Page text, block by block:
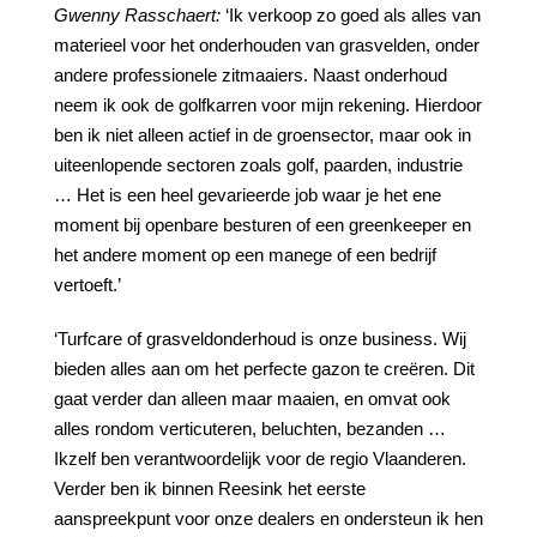
Gwenny Rasschaert: ‘Ik verkoop zo goed als alles van
materieel voor het onderhouden van grasvelden, onder
andere professionele zitmaaiers. Naast onderhoud
neem ik ook de golfkarren voor mijn rekening. Hierdoor
ben ik niet alleen actief in de groensector, maar ook in
uiteenlopende sectoren zoals golf, paarden, industrie
… Het is een heel gevarieerde job waar je het ene
moment bij openbare besturen of een greenkeeper en
het andere moment op een manege of een bedrijf
vertoeft.’
‘Turfcare of grasveldonderhoud is onze business. Wij
bieden alles aan om het perfecte gazon te creëren. Dit
gaat verder dan alleen maar maaien, en omvat ook
alles rondom verticuteren, beluchten, bezanden …
Ikzelf ben verantwoordelijk voor de regio Vlaanderen.
Verder ben ik binnen Reesink het eerste
aanspreekpunt voor onze dealers en ondersteun ik hen